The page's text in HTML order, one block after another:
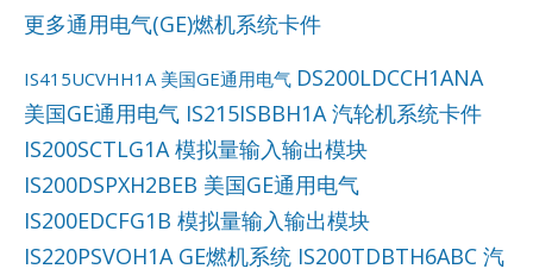
更多通用电气(GE)燃机系统卡件
IS415UCVHH1A 美国GE通用电气 DS200LDCCH1ANA
美国GE通用电气 IS215ISBBH1A 汽轮机系统卡件
IS200SCTLG1A 模拟量输入输出模块
IS200DSPXH2BEB 美国GE通用电气
IS200EDCFG1B 模拟量输入输出模块
IS220PSVOH1A GE燃机系统 IS200TDBTH6ABC 汽